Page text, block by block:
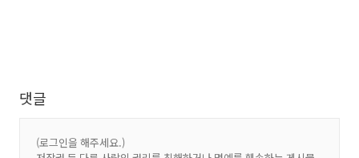
댓글